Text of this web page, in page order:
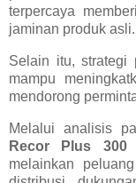
terpercaya
jaminan produk asli.
Selain itu, strategi
mampu
mendorong
Melalui analisis
Recor Plus 300
melainkan